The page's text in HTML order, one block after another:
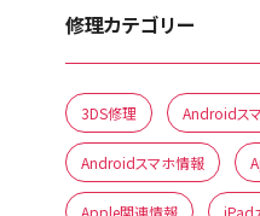
修理カテゴリー
3DS修理 Androidス
Androidスマホ情報
Apple関連情報 iPad